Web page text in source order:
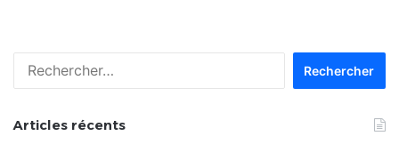
Articles récents